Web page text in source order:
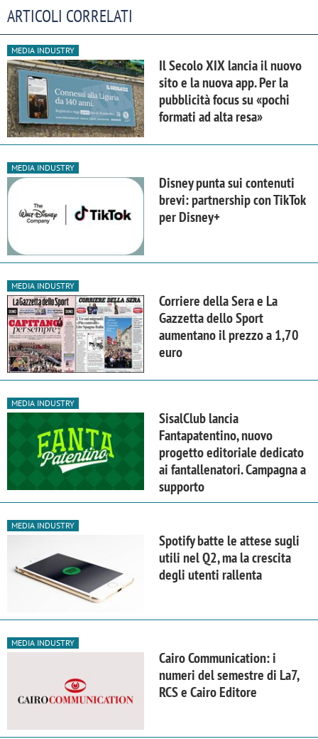
ARTICOLI CORRELATI
MEDIA INDUSTRY
Il Secolo XIX lancia il nuovo
sito e la nuova app. Per la
pubblicità focus su «pochi
formati ad alta resa»
MEDIA INDUSTRY
Disney punta sui contenuti
brevi: partnership con TikTok
per Disney+
MEDIA INDUSTRY
Corriere della Sera e La
Gazzetta dello Sport
aumentano il prezzo a 1,70
euro
MEDIA INDUSTRY
SisalClub lancia
Fantapatentino, nuovo
progetto editoriale dedicato
ai fantallenatori. Campagna a
supporto
MEDIA INDUSTRY
Spotify batte le attese sugli
utili nel Q2, ma la crescita
degli utenti rallenta
MEDIA INDUSTRY
Cairo Communication: i
numeri del semestre di La7,
RCS e Cairo Editore